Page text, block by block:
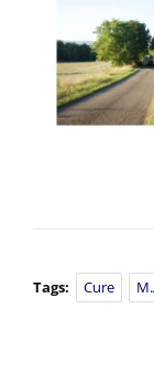
Tags: Cure